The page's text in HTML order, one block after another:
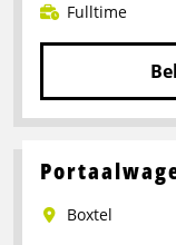
Fulltime
Lees
over
CE Boxtel